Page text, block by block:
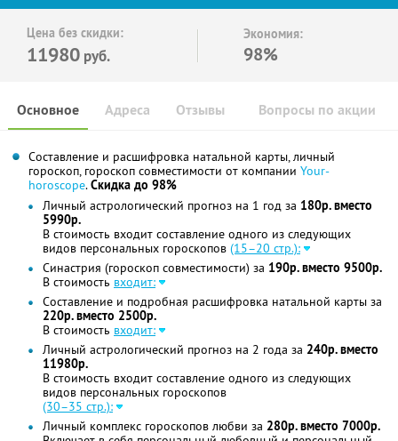
Цена без скидки:
11980 руб.
Экономия:
98%
Основное Отзывы Вопросы по акции
Адреса
Составление и расшифровка натальной карты, личный
гороскоп, гороскоп совместимости от компании Your-
horoscope.Скидка до 98%
Личный астрологический прогноз на 1 год за 180р. вместо
5990р.
В стоимость входит составление одного из следующих
видов персональных гороскопов (15–20 стр.):
Синастрия (гороскоп совместимости) за 190р. вместо 9500р.
В стоимость входит:
Составление и подробная расшифровка натальной карты за
220р. вместо 2500р.
В стоимость входит:
Личный астрологический прогноз на 2 года за 240р. вместо
11980р.
В стоимость входит составление одного из следующих
видов персональных гороскопов
(30–35 стр.):
Личный комплекс гороскопов любви за 280р. вместо 7000р.